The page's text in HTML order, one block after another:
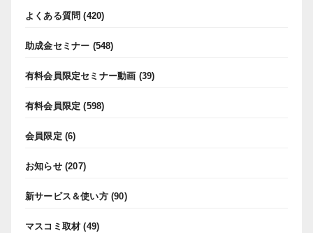
よくある質問 (420)
助成金セミナー (548)
有料会員限定セミナー動画 (39)
有料会員限定 (598)
会員限定 (6)
お知らせ(207)
新サービス＆使い方(90)
マスコミ取材 (49)